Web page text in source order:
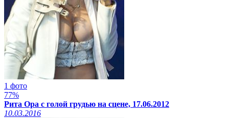
1 фото
77%
Рита Ора с голой грудью на сцене, 17.06.2012
10.03.2016